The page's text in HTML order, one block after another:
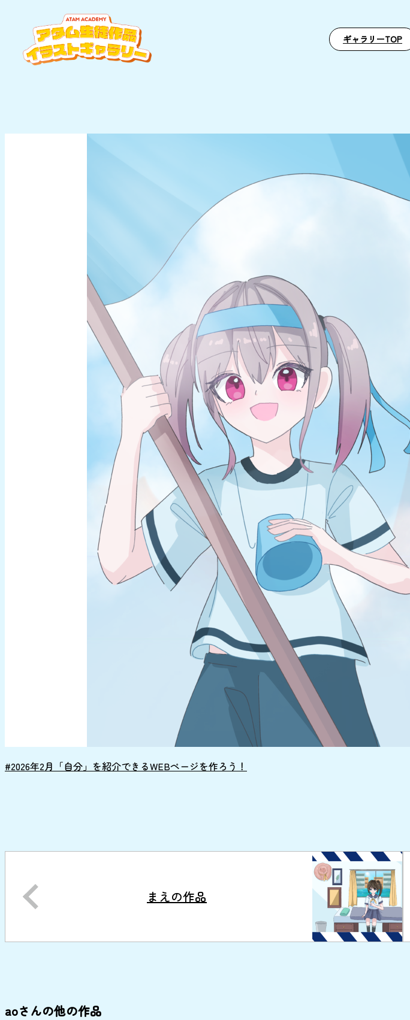
ギャラリーTOP
#2026年2月「自分」を紹介できるWEBページを作ろう！
まえの作品
aoさんの他の作品